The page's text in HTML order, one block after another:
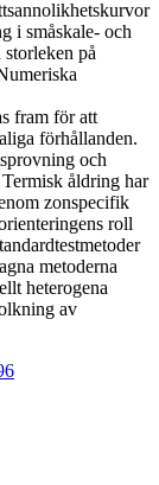
i småskale- och
på
fram för att
förhållanden.
och
åldring har
zonspecifik
roll
metoderna
heterogena
av